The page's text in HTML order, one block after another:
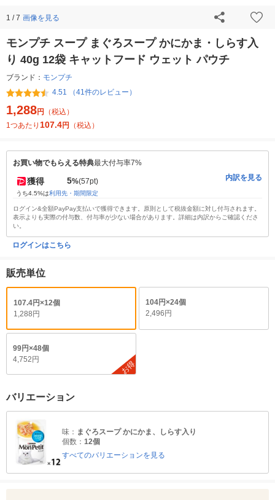
1 / 7 画像を見る
モンプチ スープ まぐろスープ かにかま・しらす入
り 40g 12袋 キャットフード ウェット パウチ
ブランド： モンプチ
4.51 （41件のレビュー）
1,288円
（税込）
1つあたり 107.4円 （税込）
お買い物でもらえる特典最大付与率7%
獲得 5%(57pt)
うち4.5%は利用先・期間限定
内訳を見る
ログイン&全額PayPay支払いで獲得できます。原則として税抜金額に対し付与されます。
表示よりも実際の付与数、付与率が少ない場合があります。詳細は内訳からご確認くださ
い。
ログインはこちら
販売単位
107.4円×12個
1,288円
104円×24個
2,496円
99円×48個
4,752円
お得
バリエーション
味： まぐろスープ かにかま、しらす入り
個数： 12個
すべてのバリエーションを見る